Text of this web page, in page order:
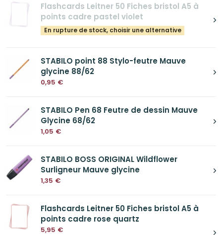
Flashcards Leitner 50 Fiches bristol A5 à
points cadre pastel violet
En rupture de stock, choisir une alternative
STABILO point 88 Stylo-feutre Mauve
glycine 88/62
0,95 €
STABILO Pen 68 Feutre de dessin Mauve
Glycine 68/62
1,05 €
STABILO BOSS ORIGINAL Wildflower
Surligneur Mauve glycine
1,35 €
Flashcards Leitner 50 Fiches bristol A5 à
points cadre rose quartz
5,95 €